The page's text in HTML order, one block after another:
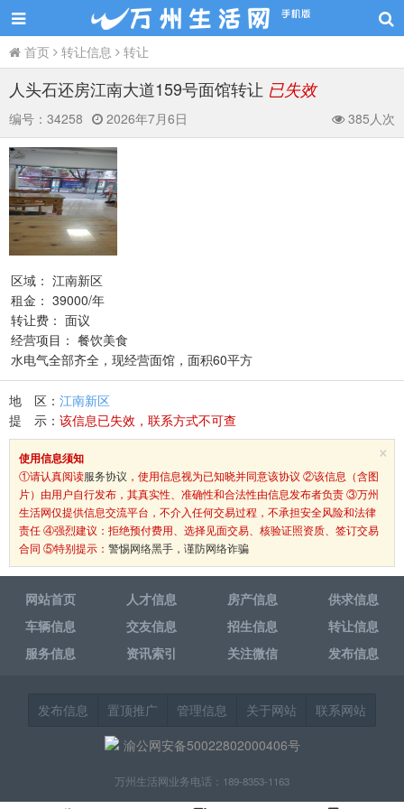
首页 转让信息 转让
人头石还房江南大道159号面馆转让 已失效
编号： 34258 2026年7月6日 385人次
区域： 江南新区
租金： 39000/年
转让费： 面议
经营项目： 餐饮美食
水电气全部齐全，现经营面馆，面积60平方
地 区： 江南新区
提 示： 该信息已失效，联系方式不可查
×
使用信息须知
①请认真阅读服务协议 ，使用信息视为已知晓并同意该协议 ②该信息（含图
片）由用户自行发布，其真实性、准确性和合法性由信息发布者负责 ③万州
生活网仅提供信息交流平台，不介入任何交易过程，不承担安全风险和法律
责任 ④强烈建议：拒绝预付费用、选择见面交易、核验证照资质、签订交易
合同 ⑤特别提示： 警惕网络黑手，谨防网络诈骗
网站首页 人才信息 房产信息
供求信息
车辆信息
交友信息 招生信息
转让信息
服务信息
资讯索引 关注微信 发布信息
发布信息 置顶推广 管理信息 关于网站
联系网站
渝公网安备50022802000406号
万州生活网业务电话：189-8353-1163